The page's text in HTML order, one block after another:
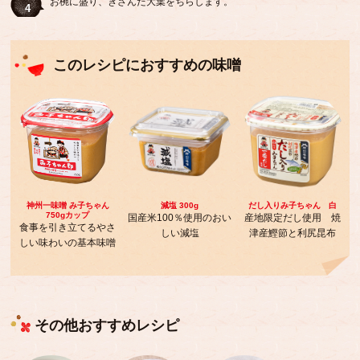
4
このレシピにおすすめの味噌
神州一味噌 み子ちゃん
750gカップ
食事を引き立てるやさ
しい味わいの基本味噌
減塩 300g
国産米100％使用のおい
しい減塩
だし入りみ子ちゃん 白
産地限定だし使用 焼
津産鰹節と利尻昆布
その他おすすめレシピ